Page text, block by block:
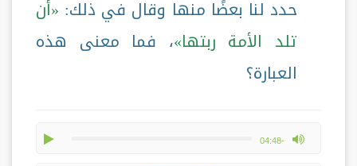
حدد لنا بعضًا منها وقال في ذلك: أن
تلد الأمة ربتها ، فما معنى هذه
العبارة؟
-04:48
max volume